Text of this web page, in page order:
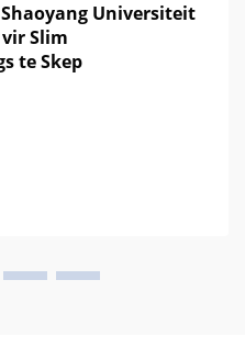
Universiteit
Slim
te Skep